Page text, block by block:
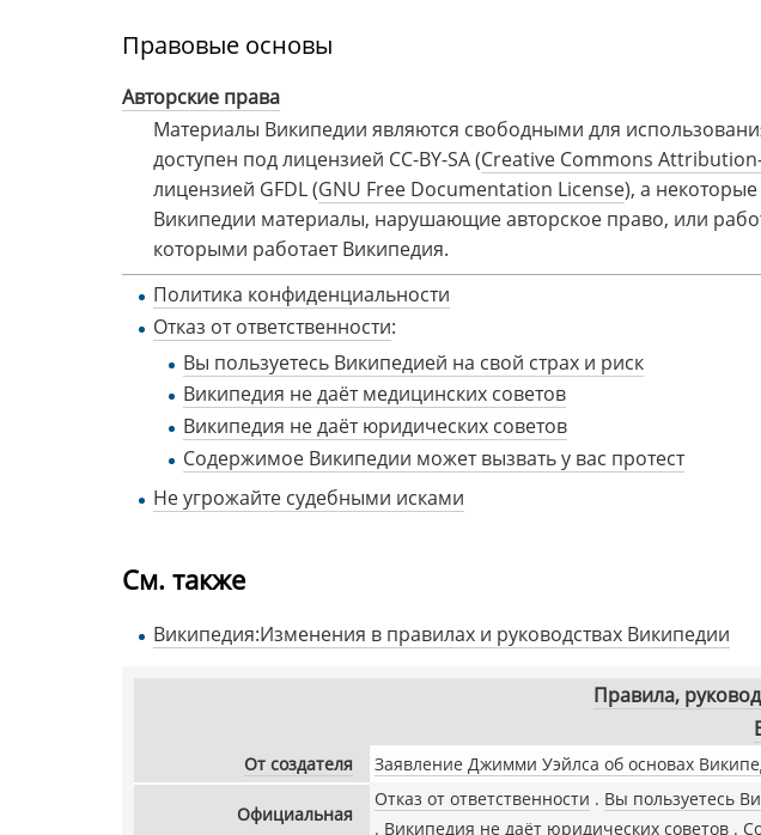
Правовые основы
Авторские права
Материалы Википедии являются свободными для
доступен под лицензией CC-BY-SA (Creative Commons
лицензией GFDL (GNU Free Documentation License), а
Википедии материалы, нарушающие авторское право, или
которыми работает Википедия.
Политика конфиденциальности
Отказ от ответственности:
Вы пользуетесь Википедией на свой страх и риск
Википедия не даёт медицинских советов
Википедия не даёт юридических советов
Содержимое Википедии может вызвать у вас протест
Не угрожайте судебными исками
См. также
Википедия:Изменения в правилах и руководствах Википедии
Правила,
От создателя Заявление Джимми Уэйлса об основах
Официальная
Отказ от ответственности Вы пользуетесь
Википедия не даёт юридических советов